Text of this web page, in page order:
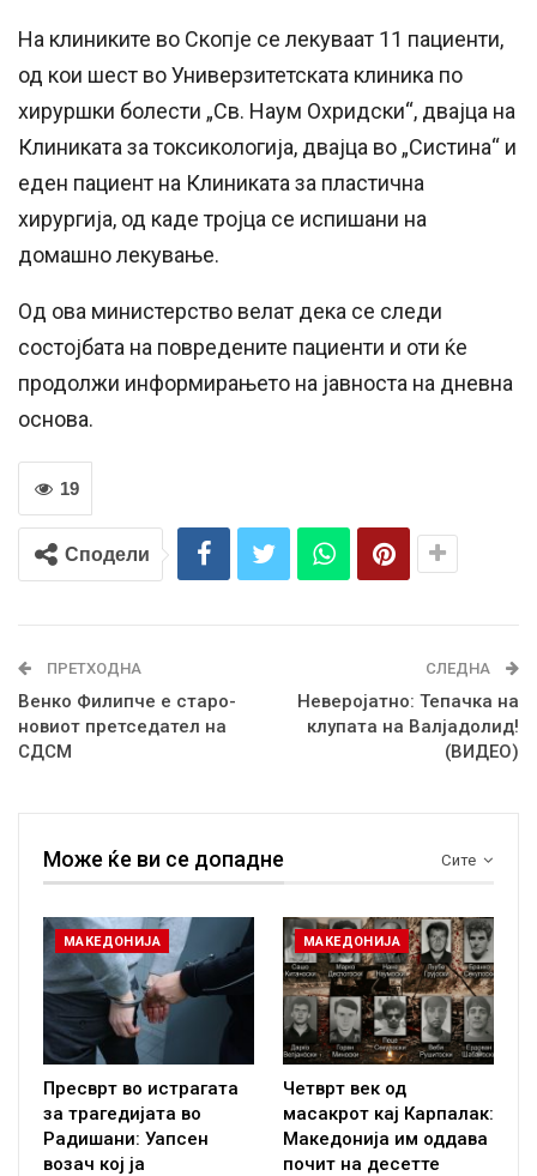
На клиниките во Скопје се лекуваат 11 пациенти,
од кои шест во Универзитетската клиника по
хируршки болести „Св. Наум Охридски“, двајца на
Клиниката за токсикологија, двајца во „Систина“ и
еден пациент на Клиниката за пластична
хирургија, од каде тројца се испишани на
домашно лекување.
Од ова министерство велат дека се следи
состојбата на повредените пациенти и оти ќе
продолжи информирањето на јавноста на дневна
основа.
19
Сподели
ПРЕТХОДНА
Венко Филипче е старо-
новиот претседател на
СДСМ
СЛЕДНА
Неверојатно: Тепачка на
клупата на Валјадолид!
(ВИДЕО)
Сите
Може ќе ви се допадне
МАКЕДОНИЈА
Пресврт во истрагата
за трагедијата во
Радишани: Уапсен
возач кој ја
МАКЕДОНИЈА
Четврт век од
масакрот кај Карпалак:
Македонија им оддава
почит на десетте